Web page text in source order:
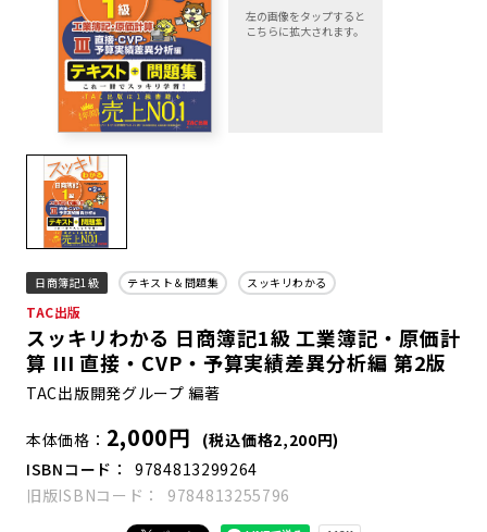
日商簿記1級 テキスト＆問題集 スッキリわかる
TAC出版
スッキリわかる 日商簿記1級 工業簿記・原価計
算 III 直接・CVP・予算実績差異分析編 第2版
TAC出版開発グループ 編著
本体価格 2,000円
(税込価格2,200円)
ISBNコード
9784813299264
旧版ISBNコード
9784813255796